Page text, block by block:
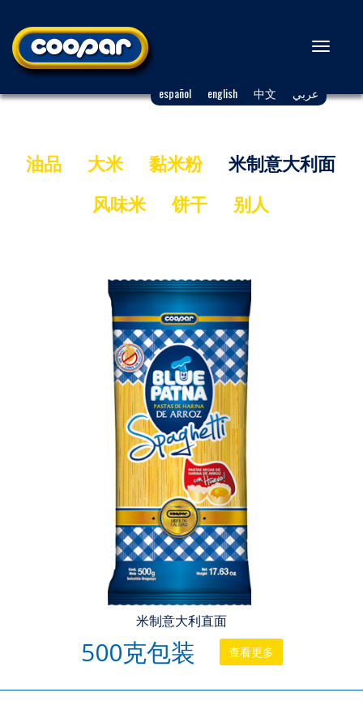
español english 中文 عربي
Toggle
油品 大米 黏米粉
米制意大利面
风味米
饼干 别人
米制意大利直面
500克包装 查看更多